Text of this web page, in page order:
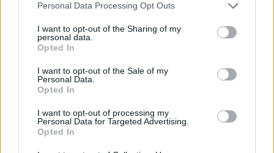
Personal Data Processing Opt Outs
I want to opt-out of the Sharing of my
personal data.
Opted In
I want to opt-out of the Sale of my
Personal Data.
Opted In
I want to opt-out of processing my
Personal Data for Targeted Advertising.
Opted In
έντονο βλέμμα, εφάρμοσε σκιά και στο κάτω βλέφαρο και
ολοκλήρωσε το λουκ τους με σκούρα μάσκαρα.